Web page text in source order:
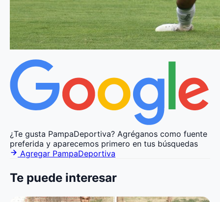
¿Te gusta PampaDeportiva? Agréganos como fuente
preferida y aparecemos primero en tus búsquedas
Agregar PampaDeportiva
Te puede interesar